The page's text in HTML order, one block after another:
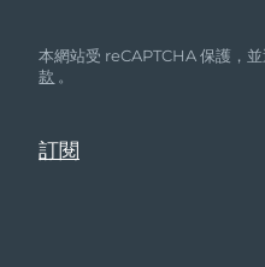
本網站受 reCAPTCHA 保護，
款 。